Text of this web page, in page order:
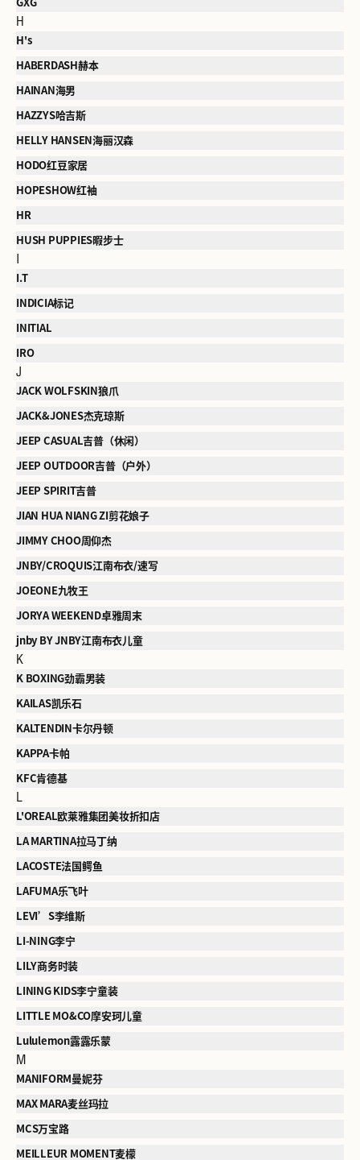
GXG
H
H's
HABERDASH赫本
HAINAN海男
HAZZYS哈吉斯
HELLY HANSEN海丽汉森
HODO红豆家居
HOPESHOW红袖
HR
HUSH PUPPIES暇步士
I
I.T
INDICIA标记
INITIAL
IRO
J
JACK WOLFSKIN狼爪
JACK&JONES杰克琼斯
JEEP CASUAL吉普（休闲）
JEEP OUTDOOR吉普（户外）
JEEP SPIRIT吉普
JIAN HUA NIANG ZI剪花娘子
JIMMY CHOO周仰杰
JNBY/CROQUIS江南布衣/速写
JOEONE九牧王
JORYA WEEKEND卓雅周末
jnby BY JNBY江南布衣儿童
K
K BOXING劲霸男装
KAILAS凯乐石
KALTENDIN卡尔丹顿
KAPPA卡帕
KFC肯德基
L
L'OREAL欧莱雅集团美妆折扣店
LA MARTINA拉马丁纳
LACOSTE法国鳄鱼
LAFUMA乐飞叶
LEVI’S李维斯
LI-NING李宁
LILY商务时装
LINING KIDS李宁童装
LITTLE MO&CO摩安珂儿童
Lululemon露露乐蒙
M
MANIFORM曼妮芬
MAX MARA麦丝玛拉
MCS万宝路
MEILLEUR MOMENT麦檬